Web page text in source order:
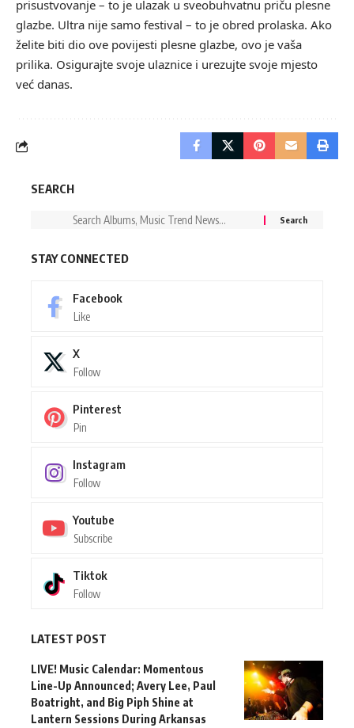
prisustvovanje – to je ulazak u sveobuhvatnu priču plesne
glazbe. Ultra nije samo festival – to je obred prolaska. Ako
želite biti dio ove povijesti plesne glazbe, ovo je vaša
prilika. Osigurajte svoje ulaznice i urezujte svoje mjesto
već danas.
SEARCH
STAY CONNECTED
Facebook
Like
X
Follow
Pinterest
Pin
Instagram
Follow
Youtube
Subscribe
Tiktok
Follow
LATEST POST
LIVE! Music Calendar: Momentous
Line-Up Announced; Avery Lee, Paul
Boatright, and Big Piph Shine at
Lantern Sessions During Arkansas